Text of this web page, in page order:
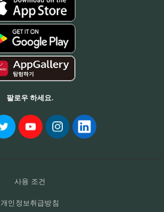
팔로우 하세요.
사용 조건
개인정보취급방침